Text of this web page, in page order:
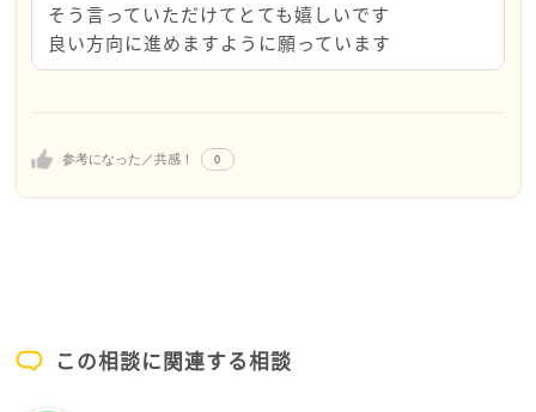
けれども、得体の知れないカルト集団でない限りは、
そこ迄心配しなくてもかまわないと思います。
参考になった／共感！ 0
そう言っていただけてとても嬉しいです
良い方向に進めますように願っています
この相談に関連する相談